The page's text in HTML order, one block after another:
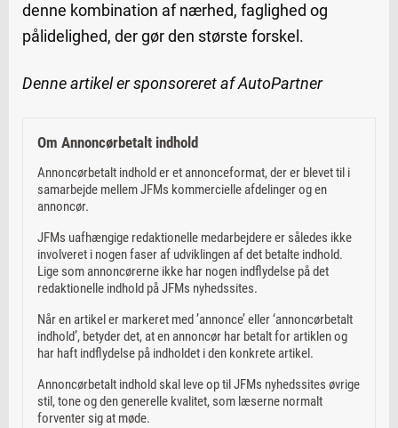
denne kombination af nærhed, faglighed og
pålidelighed, der gør den største forskel.
Denne artikel er sponsoreret af AutoPartner
Om Annoncørbetalt indhold
Annoncørbetalt indhold er et annonceformat, der er blevet til i
samarbejde mellem JFMs kommercielle afdelinger og en
annoncør.
JFMs uafhængige redaktionelle medarbejdere er således ikke
involveret i nogen faser af udviklingen af det betalte indhold.
Lige som annoncørerne ikke har nogen indflydelse på det
redaktionelle indhold på JFMs nyhedssites.
Når en artikel er markeret med ’annonce’ eller ‘annoncørbetalt
indhold’, betyder det, at en annoncør har betalt for artiklen og
har haft indflydelse på indholdet i den konkrete artikel.
Annoncørbetalt indhold skal leve op til JFMs nyhedssites øvrige
stil, tone og den generelle kvalitet, som læserne normalt
forventer sig at møde.